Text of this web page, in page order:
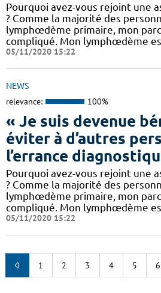
Pourquoi avez-vous rejoint une
? Comme la majorité des
lymphœdème primaire, mon
compliqué. Mon lymphœdème
05/11/2020 15:22
NEWS
relevance: 100%
« Je suis devenue
éviter à d’autres
l’errance
Pourquoi avez-vous rejoint une
? Comme la majorité des
lymphœdème primaire, mon
compliqué. Mon lymphœdème
05/11/2020 15:22
1 2 3 4 5 6